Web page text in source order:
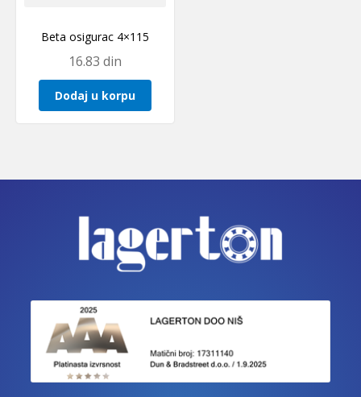
Beta osigurac 4×115
16.83 din
Dodaj u korpu